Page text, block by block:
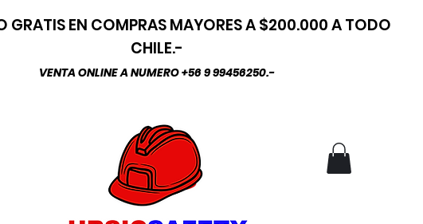
GRATIS EN COMPRAS MAYORES A $200.000 A TODO
CHILE.-
VENTA ONLINE A NUMERO +56 9 99456250.-